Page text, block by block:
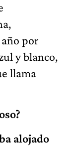
por
y blanco,
llama
alojado